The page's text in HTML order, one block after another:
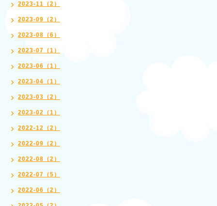
2023-11（2）
2023-09（2）
2023-08（6）
2023-07（1）
2023-06（1）
2023-04（1）
2023-03（2）
2023-02（1）
2022-12（2）
2022-09（2）
2022-08（2）
2022-07（5）
2022-06（2）